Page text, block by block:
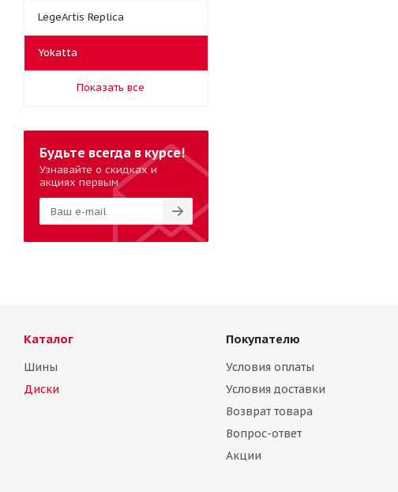
LegeArtis Replica
Yokatta
Показать все
Будьте всегда в курсе!
Узнавайте о скидках и
акциях первым
Каталог
Шины
Диски
Покупателю
Условия оплаты
Условия доставки
Возврат товара
Вопрос-ответ
Акции